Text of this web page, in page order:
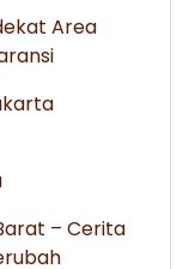
Area
– Cerita